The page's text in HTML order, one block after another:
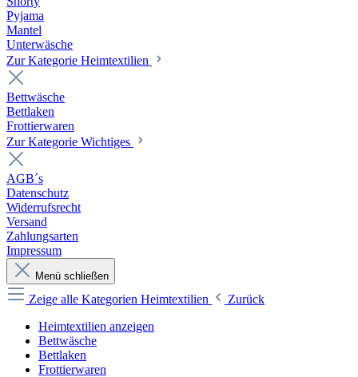
Pyjama
Mantel
Unterwäsche
Zur Kategorie Heimtextilien
Bettwäsche
Bettlaken
Frottierwaren
Zur Kategorie Wichtiges
AGB´s
Datenschutz
Widerrufsrecht
Versand
Zahlungsarten
Impressum
Menü schließen
Zeige alle Kategorien Heimtextilien
Zurück
Heimtextilien anzeigen
Bettwäsche
Bettlaken
Frottierwaren